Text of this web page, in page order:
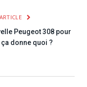
Peugeot 308 pour
ça donne quoi ?